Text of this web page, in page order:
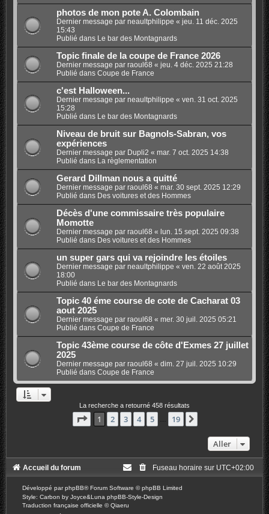
photos de mon pote A. Colombain
Dernier message par neaultphilippe « jeu. 11 déc. 2025
15:43
Publié dans Le bar des Montagnards
Topic finale de la coupe de France 2026
Dernier message par raoul68 « jeu. 4 déc. 2025 21:28
Publié dans Coupe de France
c'est Halloween...
Dernier message par neaultphilippe « ven. 31 oct. 2025
15:28
Publié dans Le bar des Montagnards
Niveau de bruit sur Bagnols-Sabran, vos
expériences
Dernier message par Dupli2 « mar. 7 oct. 2025 14:38
Publié dans La règlementation
Gerard Dillman nous a quitté
Dernier message par raoul68 « mar. 30 sept. 2025 12:29
Publié dans Des voitures et des Hommes
Décès d'une commissaire très populaire
Momotte
Dernier message par raoul68 « lun. 15 sept. 2025 09:38
Publié dans Des voitures et des Hommes
un super gars qui va rejoindre les étoiles
Dernier message par neaultphilippe « ven. 22 août 2025
18:00
Publié dans Le bar des Montagnards
Topic 40 éme course de cote de Cacharat 03
aout 2025
Dernier message par raoul68 « mer. 30 juil. 2025 05:21
Publié dans Coupe de France
Topic 43ème course de côte d'Exmes 27 juillet
2025
Dernier message par raoul68 « dim. 27 juil. 2025 10:29
Publié dans Coupe de France
La recherche a retourné 458 résultats
Page 1sur19
1 2 3 4 5 19
Aller
Accueil du forum Fuseau horaire sur UTC+02:00
Développé parphpBB® Forum Software © phpBB Limited
Style: Carbon by Joyce&Luna phpBB-Style-Design
Traduction française officielle ©Qiaeru